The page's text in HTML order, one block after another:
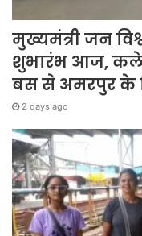
मुख्यमंत्री जन
शुभारंभ आज,
बस से अमरपुर के
2 days ago